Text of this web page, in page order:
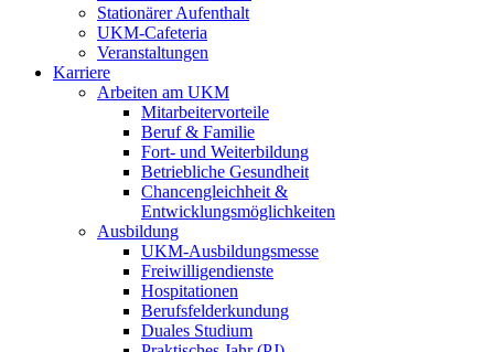
Stationärer Aufenthalt
UKM-Cafeteria
Veranstaltungen
Karriere
Arbeiten am UKM
Mitarbeitervorteile
Beruf & Familie
Fort- und Weiterbildung
Betriebliche Gesundheit
Chancengleichheit &
Entwicklungsmöglichkeiten
Ausbildung
UKM-Ausbildungsmesse
Freiwilligendienste
Hospitationen
Berufsfelderkundung
Duales Studium